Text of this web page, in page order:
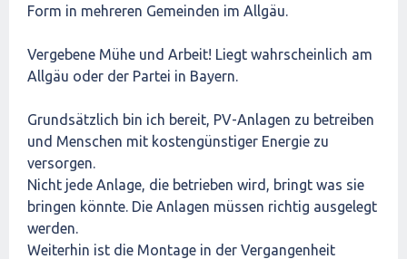
Form in mehreren Gemeinden im Allgäu.
Vergebene Mühe und Arbeit! Liegt wahrscheinlich am
Allgäu oder der Partei in Bayern.
Grundsätzlich bin ich bereit, PV-Anlagen zu betreiben
und Menschen mit kostengünstiger Energie zu
versorgen.
Nicht jede Anlage, die betrieben wird, bringt was sie
bringen könnte. Die Anlagen müssen richtig ausgelegt
werden.
Weiterhin ist die Montage in der Vergangenheit